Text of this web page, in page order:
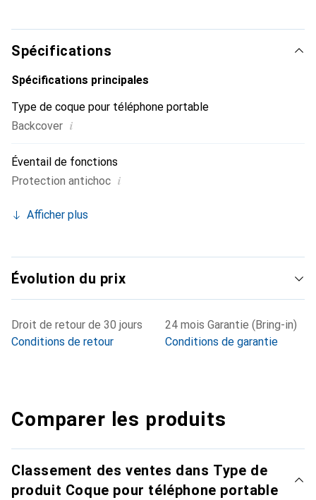
marque Noreve est un choix sûr pour une clientèle
exigeante.
Spécifications
Spécifications principales
Type de coque pour téléphone portable
Backcover i
Éventail de fonctions
Protection antichoc i
Afficher plus
Évolution du prix
Droit de retour de 30 jours
Conditions de retour
24 mois Garantie (Bring-in)
Conditions de garantie
Comparer les produits
Classement des ventes dans Type de
produit Coque pour téléphone portable